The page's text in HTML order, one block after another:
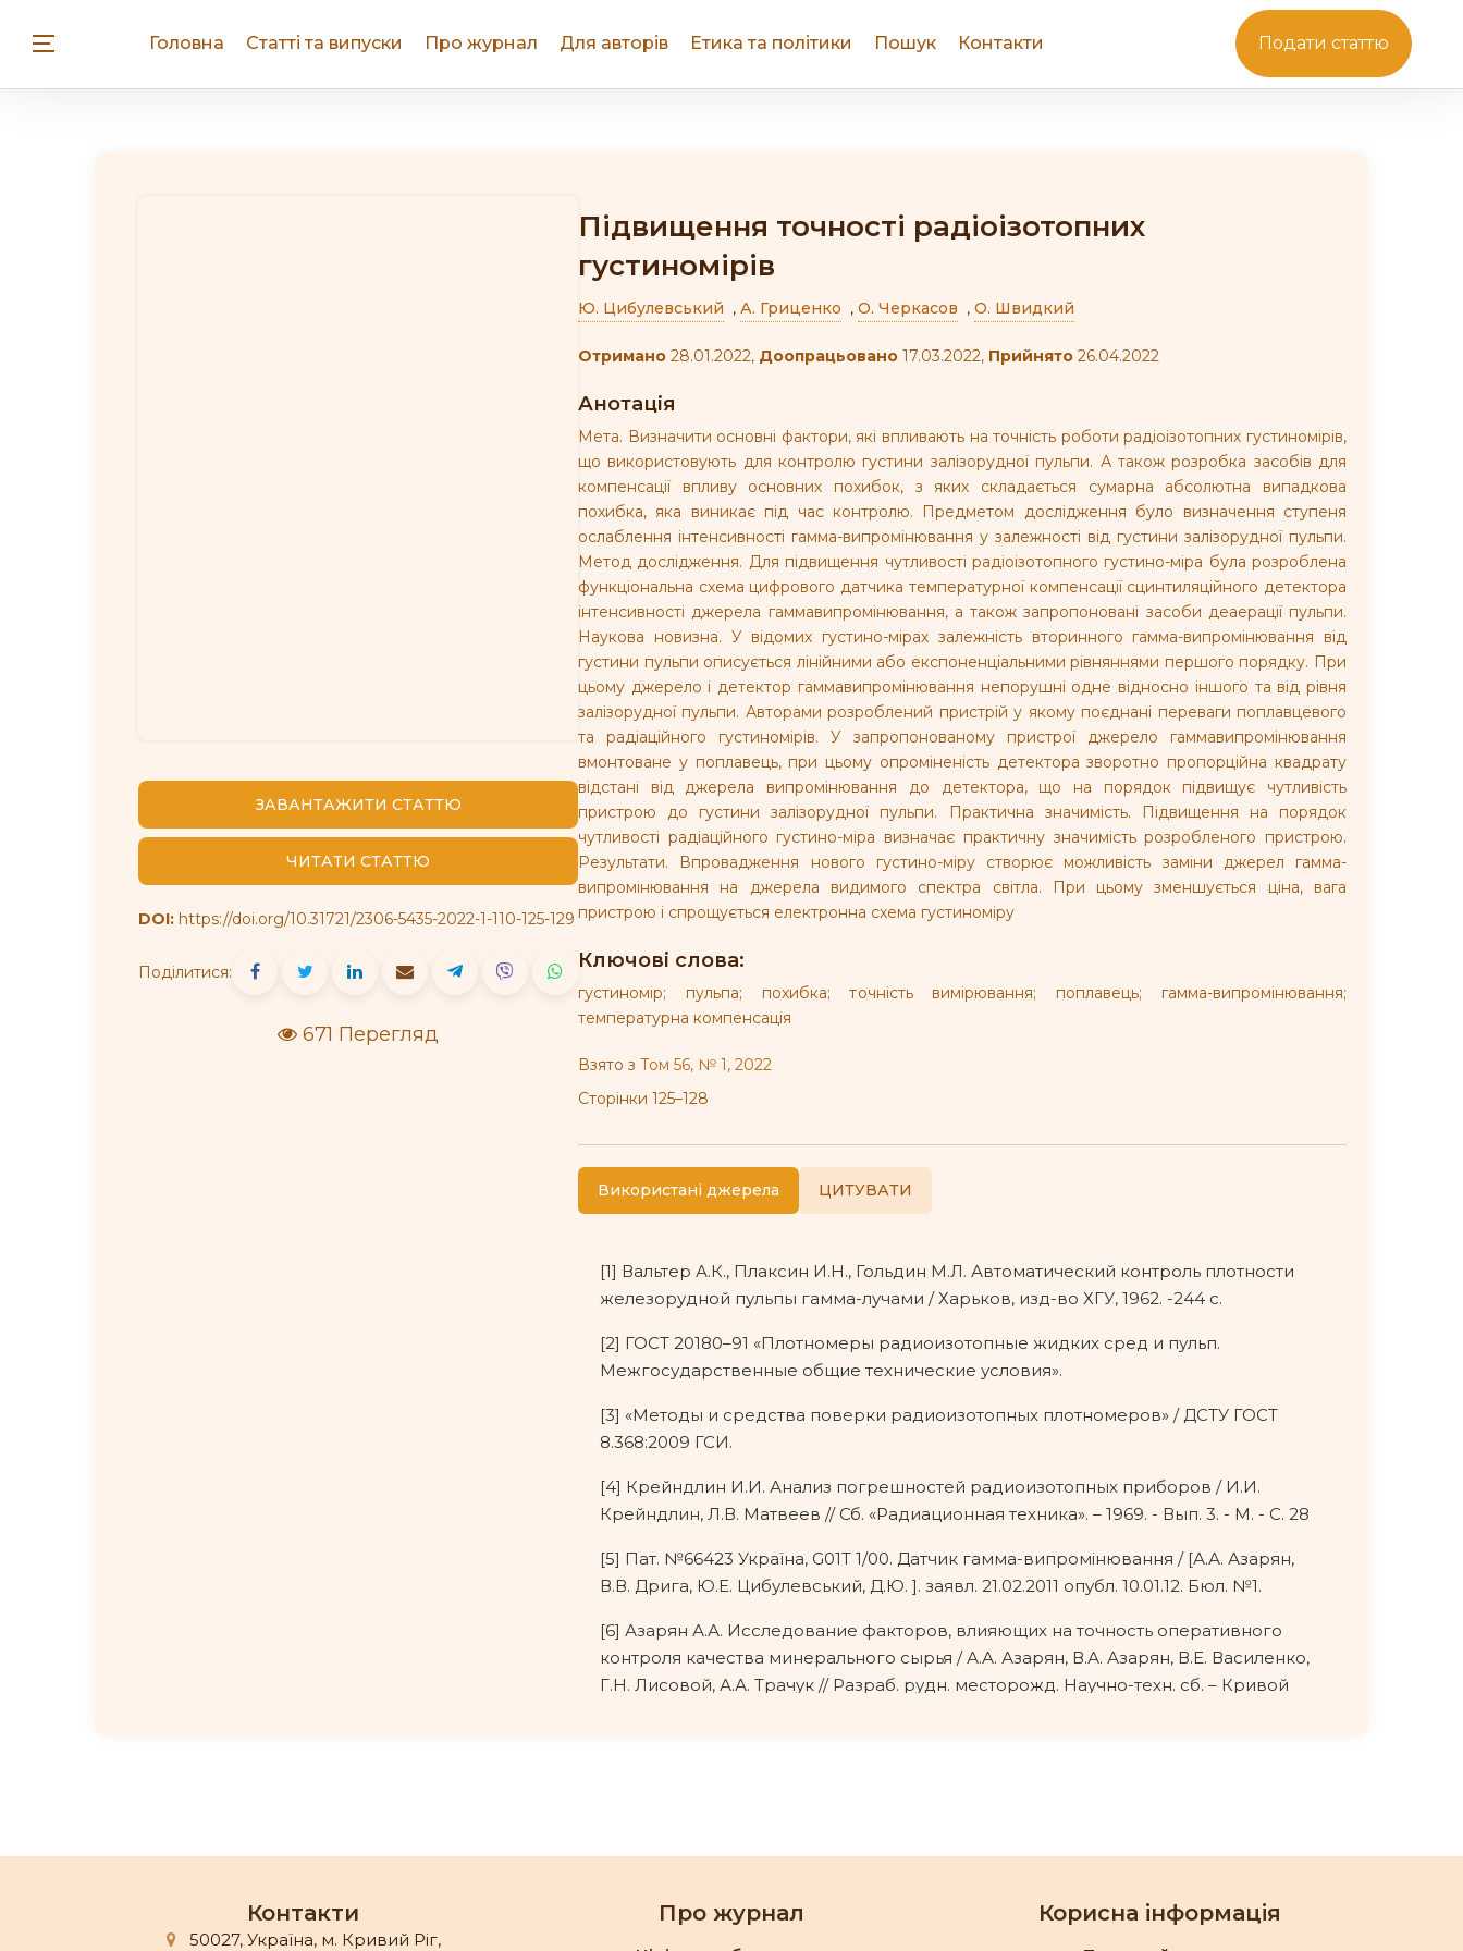
Головна Статті та випуски Про журнал Для авторів Етика та політики Пошук Контакти Подати статтю
ЗАВАНТАЖИТИ СТАТТЮ
ЧИТАТИ СТАТТЮ
DOI: https://doi.org/10.31721/2306-5435-2022-1-110-125-129
Поділитися:
671 Перегляд
Підвищення точності радіоізотопних
густиномірів
Ю. Цибулевський , А. Гриценко , О. Черкасов , О. Швидкий
Отримано 28.01.2022, Доопрацьовано 17.03.2022, Прийнято 26.04.2022
Анотація
Мета. Визначити основні фактори, які впливають на точність роботи радіоізотопних густиномірів,
що використовують для контролю густини залізорудної пульпи. А також розробка засобів для
компенсації впливу основних похибок, з яких складається сумарна абсолютна випадкова
похибка, яка виникає під час контролю. Предметом дослідження було визначення ступеня
ослаблення інтенсивності гамма-випромінювання у залежності від густини залізорудної пульпи.
Метод дослідження. Для підвищення чутливості радіоізотопного густино-міра була розроблена
функціональна схема цифрового датчика температурної компенсації сцинтиляційного детектора
інтенсивності джерела гаммавипромінювання, а також запропоновані засоби деаерації пульпи.
Наукова новизна. У відомих густино-мірах залежність вторинного гамма-випромінювання від
густини пульпи описується лінійними або експоненціальними рівняннями першого порядку. При
цьому джерело і детектор гаммавипромінювання непорушні одне відносно іншого та від рівня
залізорудної пульпи. Авторами розроблений пристрій у якому поєднані переваги поплавцевого
та радіаційного густиномірів. У запропонованому пристрої джерело гаммавипромінювання
вмонтоване у поплавець, при цьому опроміненість детектора зворотно пропорційна квадрату
відстані від джерела випромінювання до детектора, що на порядок підвищує чутливість
пристрою до густини залізорудної пульпи. Практична значимість. Підвищення на порядок
чутливості радіаційного густино-міра визначає практичну значимість розробленого пристрою.
Результати. Впровадження нового густино-міру створює можливість заміни джерел гамма-
випромінювання на джерела видимого спектра світла. При цьому зменшується ціна, вага
пристрою і спрощується електронна схема густиноміру
Ключові слова:
густиномір; пульпа; похибка; точність вимірювання; поплавець; гамма-випромінювання;
температурна компенсація
Взято з Том 56, № 1, 2022
Сторінки 125–128
Використані джерела ЦИТУВАТИ
[1] Вальтер А.К., Плаксин И.Н., Гольдин М.Л. Автоматический контроль плотности
железорудной пульпы гамма-лучами / Харьков, изд-во ХГУ, 1962. -244 с.
[2] ГОСТ 20180–91 «Плотномеры радиоизотопные жидких сред и пульп.
Межгосударственные общие технические условия».
[3] «Методы и средства поверки радиоизотопных плотномеров» / ДСТУ ГОСТ
8.368:2009 ГСИ.
[4] Крейндлин И.И. Анализ погрешностей радиоизотопных приборов / И.И.
Крейндлин, Л.В. Матвеев // Сб. «Радиационная техника». – 1969. - Вып. 3. - М. - С. 28
[5] Пат. №66423 Україна, G01T 1/00. Датчик гамма-випромінювання / [А.А. Азарян,
В.В. Дрига, Ю.Е. Цибулевський, Д.Ю. ]. заявл. 21.02.2011 опубл. 10.01.12. Бюл. №1.
[6] Азарян А.А. Исследование факторов, влияющих на точность оперативного
контроля качества минерального сырья / А.А. Азарян, В.А. Азарян, В.Е. Василенко,
Г.Н. Лисовой, А.А. Трачук // Разраб. рудн. месторожд. Научно-техн. сб. – Кривой
[8] Головков Б.Ю., Рейбман Л.А., Колпиков Г.Г. Системы и средства автоматизации
[9] Кучер В.Г Увеличение функциональных возможностей поплавковых датчиков /
Контакти
50027, Україна, м. Кривий Ріг,
Про журнал Корисна інформація